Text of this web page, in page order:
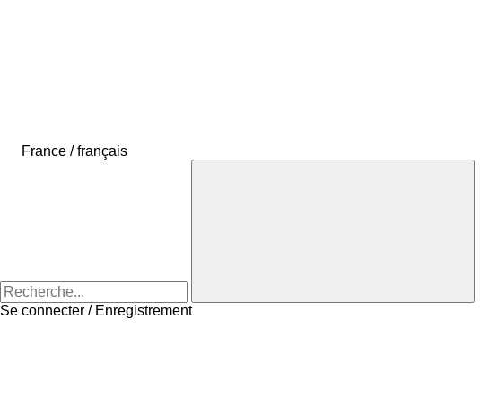
France / français
Se connecter / Enregistrement